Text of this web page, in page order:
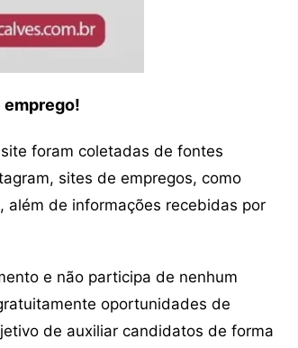
emprego!
foram coletadas de fontes
sites de empregos, como
além de informações recebidas por
e não participa de nenhum
oportunidades de
de auxiliar candidatos de forma